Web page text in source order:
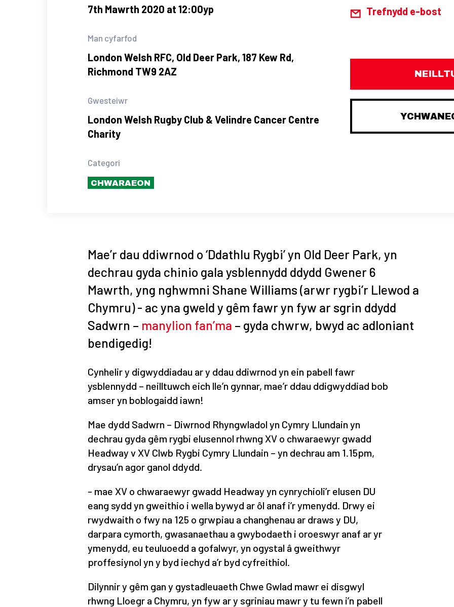
7th Mawrth 2020 at 12:00yp
Man cyfarfod
London Welsh RFC, Old Deer Park, 187 Kew Rd,
Richmond TW9 2AZ
Gwesteiwr
London Welsh Rugby Club & Velindre Cancer Centre
Charity
Categori
CHWARAEON
Trefnydd e-bost
Mae’r dau ddiwrnod o ‘Ddathlu Rygbi’ yn Old Deer Park, yn
dechrau gyda chinio gala ysblennydd ddydd Gwener 6
Mawrth, yng nghwmni Shane Williams (arwr rygbi’r Llewod a
Chymru) - ac yna gweld y gêm fawr yn fyw ar sgrin ddydd
Sadwrn – manylion fan’ma – gyda chwrw, bwyd ac adloniant
bendigedig!
Cynhelir y digwyddiadau ar y ddau ddiwrnod yn ein pabell fawr
ysblennydd – neilltuwch eich lle’n gynnar, mae’r ddau ddigwyddiad bob
amser yn boblogaidd iawn!
Mae dydd Sadwrn – Diwrnod Rhyngwladol yn Cymry Llundain yn
dechrau gyda gêm rygbi elusennol rhwng XV o chwaraewyr gwadd
Headway v XV Clwb Rygbi Cymry Llundain – yn dechrau am 1.15pm,
drysau’n agor ganol ddydd.
- mae XV o chwaraewyr gwadd Headway yn cynrychioli’r elusen DU
eang sydd yn gweithio i wella bywyd ar ôl anaf i’r ymenydd. Drwy ei
rwydwaith o fwy na 125 o grwpiau a changhenau ar draws y DU,
darpara cymorth, gwasanaethau a gwybodaeth i oroeswyr anaf ar yr
ymenydd, eu teuluoedd a gofalwyr, yn ogystal â gweithwyr
proffesiynol yn y byd iechyd a’r byd cyfreithiol.
Dilynnir y gêm gan y gystadleuaeth Chwe Gwlad mawr ei disgwyl
rhwng Lloegr a Chymru, yn fyw ar y sgriniau mawr y tu fewn i’n pabell